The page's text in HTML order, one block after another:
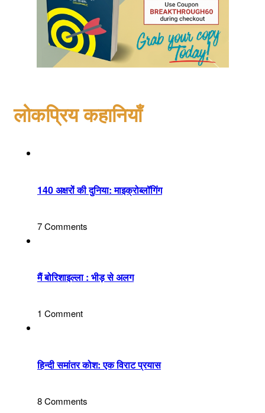
लोकप्रिय कहानियाँ
140 अक्षरों की दुनिया: माइक्रोब्लॉगिंग
7 Comments
मैं बोरिशाइल्ला : भीड़ से अलग
1 Comment
हिन्दी समांतर कोश: एक विराट प्रयास
8 Comments